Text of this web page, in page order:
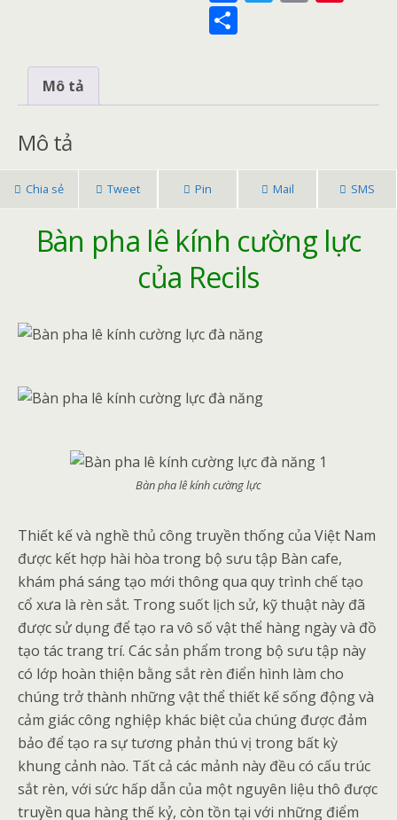
o st
e
Mô tả
Mô tả
Chia sẻ Tweet Pin Mail SMS
Bàn pha lê kính cường lực
của Recils
Bàn pha lê kính cường lực
Thiết kế và nghề thủ công truyền thống của Việt Nam
được kết hợp hài hòa trong bộ sưu tập Bàn cafe,
khám phá sáng tạo mới thông qua quy trình chế tạo
cổ xưa là rèn sắt. Trong suốt lịch sử, kỹ thuật này đã
được sử dụng để tạo ra vô số vật thể hàng ngày và đồ
tạo tác trang trí. Các sản phẩm trong bộ sưu tập này
có lớp hoàn thiện bằng sắt rèn điển hình làm cho
chúng trở thành những vật thể thiết kế sống động và
cảm giác công nghiệp khác biệt của chúng được đảm
bảo để tạo ra sự tương phản thú vị trong bất kỳ
khung cảnh nào. Tất cả các mảnh này đều có cấu trúc
sắt rèn, với sức hấp dẫn của một nguyên liệu thô được
truyền qua hàng thế kỷ, còn tồn tại với những điểm